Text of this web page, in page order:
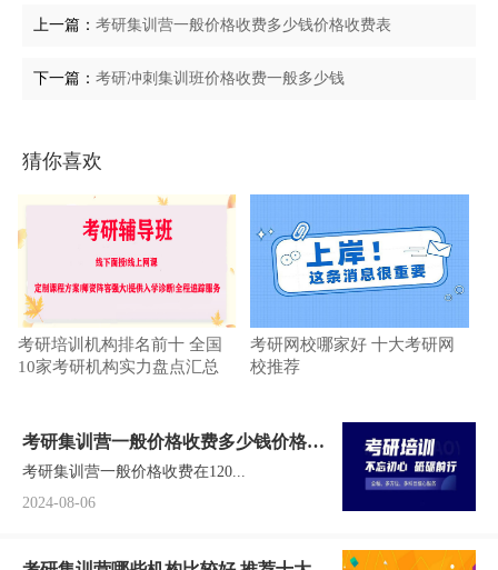
上一篇： 考研集训营一般价格收费多少钱价格收费表
下一篇： 考研冲刺集训班价格收费一般多少钱
猜你喜欢
考研培训机构排名前十 全国
10家考研机构实力盘点汇总
考研网校哪家好 十大考研网
校推荐
考研集训营一般价格收费多少钱价格收
费表
考研集训营一般价格收费在120...
2024-08-06